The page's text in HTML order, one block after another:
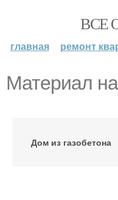
ВСЕ
главная ремонт
Материал
Дом из газобетона